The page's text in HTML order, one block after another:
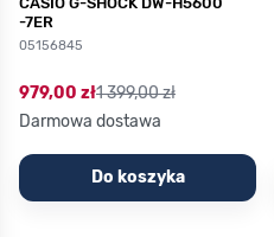
-7ER
05156845
979,00 zł1 399,00 zł
Darmowa dostawa
Do koszyka